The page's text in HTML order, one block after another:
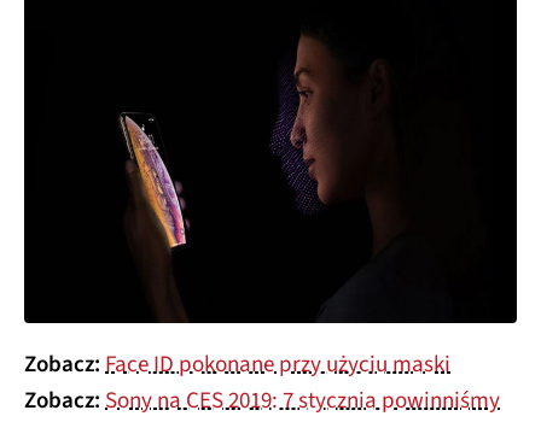
Zobacz:Face ID pokonane przy użyciu maski
Zobacz:Sony na CES 2019: 7 stycznia powinniśmy